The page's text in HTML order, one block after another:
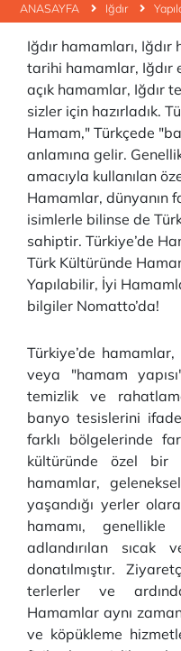
ANASAYFA Iğdır
Iğdır hamamları,
tarihi hamamlar, Iğdır
açık hamamlar, Iğdır
sizler için hazırladık.
Hamam," Türkçede
anlamına gelir.
amacıyla kullanılan
Hamamlar, dünyanın
isimlerle bilinse de
sahiptir. Türkiye’de
Türk Kültüründe
Yapılabilir, İyi
bilgiler Nomatto’da!
Türkiye’de
veya "hamam
temizlik ve
banyo tesislerini
farklı bölgelerinde
kültüründe özel bir
hamamlar,
yaşandığı yerler
hamamı, genellikle
adlandırılan sıcak
donatılmıştır.
terlerler ve
Hamamlar aynı
ve köpükleme